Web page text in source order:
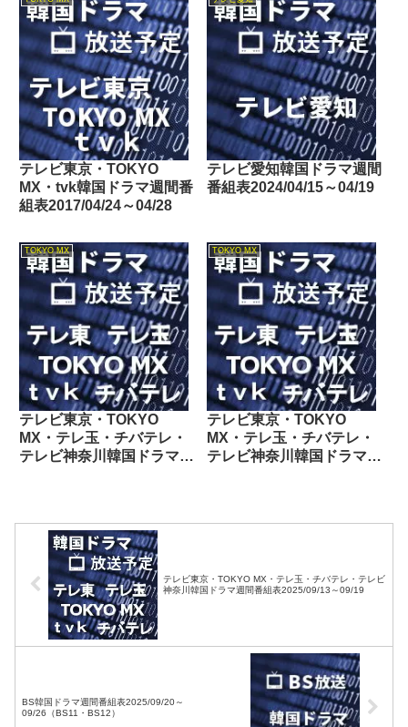
東京・TOKYO MX・テレ
玉・チバテレ・テレビ神奈
川・テレビ大阪・サンテレ
ビ・KBS京都・テレビ愛
知・テレビ北海道）
テレビ東京・TOKYO
MX・tvk韓国ドラマ週間番
組表2017/04/24～04/28
テレビ愛知韓国ドラマ週間
番組表2024/04/15～04/19
TOKYO MX
テレビ東京・TOKYO
MX・テレ玉・チバテレ・
テレビ神奈川韓国ドラマ週
TOKYO MX
テレビ東京・TOKYO
MX・テレ玉・チバテレ・
テレビ神奈川韓国ドラマ週
テレビ東京・TOKYO MX・テレ玉・チバテレ・テレビ
神奈川韓国ドラマ週間番組表2025/09/13～09/19
BS韓国ドラマ週間番組表2025/09/20～
09/26（BS11・BS12）